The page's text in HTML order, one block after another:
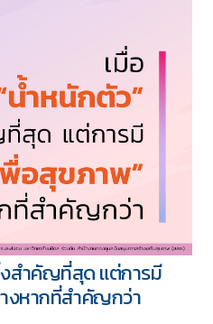
งสำคัญที่สุด แต่การมี
งหากที่สำคัญกว่า